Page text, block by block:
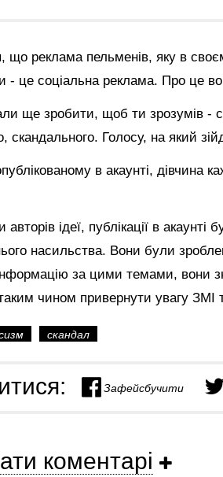
що реклама пельменів, яку в
- це соціальна реклама. Про це
ще зробити, щоб ти зрозумів -
скандального. Голосу, на який
в акаунті, дівчина
ідеї, публікації в
насильства. Вони були
за цими темами, вони
чином привернути увагу ЗМІ
скандал
Зафейсбучити
коментарі